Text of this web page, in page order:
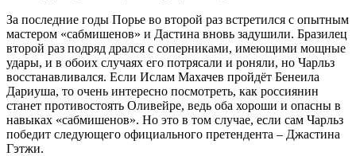
За последние годы Порье во второй раз встретился с опытным
мастером «сабмишенов» и Дастина вновь задушили. Бразилец
второй раз подряд дрался с соперниками, имеющими мощные
удары, и в обоих случаях его потрясали и роняли, но Чарльз
восстанавливался. Если Ислам Махачев пройдёт Бенеила
Дариуша, то очень интересно посмотреть, как россиянин
станет противостоять Оливейре, ведь оба хороши и опасны в
навыках «сабмишенов». Но это в том случае, если сам Чарльз
победит следующего официального претендента – Джастина
Гэтжи.